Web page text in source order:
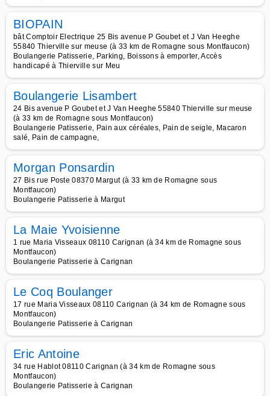
BIOPAIN
bât Comptoir Electrique 25 Bis avenue P Goubet et J Van Heeghe
55840 Thierville sur meuse (à 33 km de Romagne sous Montfaucon)
Boulangerie Patisserie, Parking, Boissons à emporter, Accès
handicapé à Thierville sur Meu
Boulangerie Lisambert
24 Bis avenue P Goubet et J Van Heeghe 55840 Thierville sur meuse
(à 33 km de Romagne sous Montfaucon)
Boulangerie Patisserie, Pain aux céréales, Pain de seigle, Macaron
salé, Pain de campagne,
Morgan Ponsardin
27 Bis rue Poste 08370 Margut (à 33 km de Romagne sous
Montfaucon)
Boulangerie Patisserie à Margut
La Maie Yvoisienne
1 rue Maria Visseaux 08110 Carignan (à 34 km de Romagne sous
Montfaucon)
Boulangerie Patisserie à Carignan
Le Coq Boulanger
17 rue Maria Visseaux 08110 Carignan (à 34 km de Romagne sous
Montfaucon)
Boulangerie Patisserie à Carignan
Eric Antoine
34 rue Hablot 08110 Carignan (à 34 km de Romagne sous
Montfaucon)
Boulangerie Patisserie à Carignan